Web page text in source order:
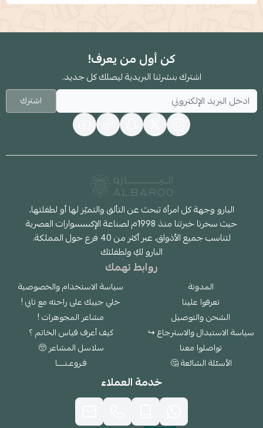
كن أول من يعرف!
اشترك بنشرتنا البريدية ليصلك كل جديد.
اشترك
البارو وجهة كل امرأة تبحث عن التألق والتميّز لها أو لطفلتها،
حيث سخرنا خبرتنا منذ 1998م لصناعة الإكسسوارات العصرية
لتناسب جميع الأذواق، عبر أكثر من 40 فرع حول المملكة.
البارو لكِ ولطفلتك
روابط تهمك
المدونة
تعرفوا علينا
الشحن والتوصيل
سياسة الاستبدال والاسترجاع ↪
تواصلوا معنا
الأسئلة الشائعة 🤔
سياسة الاستخدام والخصوصية
خلي جيبك على راحته مع تابي !
مشاعر المجوهرات !
كيف أعرف قياس الخاتم ؟
سلاسل المشاعر 🥺
فـروعـنــــا
خدمة العملاء